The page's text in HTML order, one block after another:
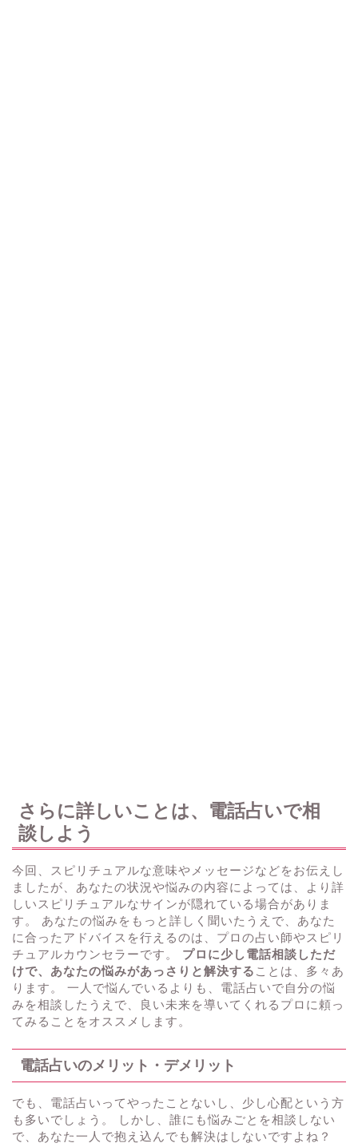
さらに詳しいことは、電話占いで相
談しよう
今回、スピリチュアルな意味やメッセージなどをお伝えし
ましたが、あなたの状況や悩みの内容によっては、より詳
しいスピリチュアルなサインが隠れている場合がありま
す。 あなたの悩みをもっと詳しく聞いたうえで、あなた
に合ったアドバイスを行えるのは、プロの占い師やスピリ
チュアルカウンセラーです。 プロに少し電話相談しただ
けで、あなたの悩みがあっさりと解決する ことは、多々あ
ります。 一人で悩んでいるよりも、電話占いで自分の悩
みを相談したうえで、良い未来を導いてくれるプロに頼っ
てみることをオススメします。
電話占いのメリット・デメリット
でも、電話占いってやったことないし、少し心配という方
も多いでしょう。 しかし、誰にも悩みごとを相談しない
で、あなた一人で抱え込んでも解決はしないですよね？